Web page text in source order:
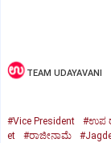
TEAM UDAYAVANI
#Vice President #ಉಪ
et
#ರಾಜೀನಾಮೆ